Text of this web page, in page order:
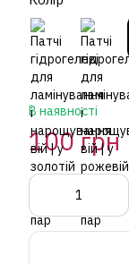
В наявності
100 грн